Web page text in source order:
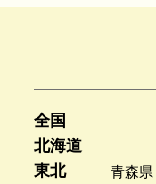
全国
北海道
東北
青森県